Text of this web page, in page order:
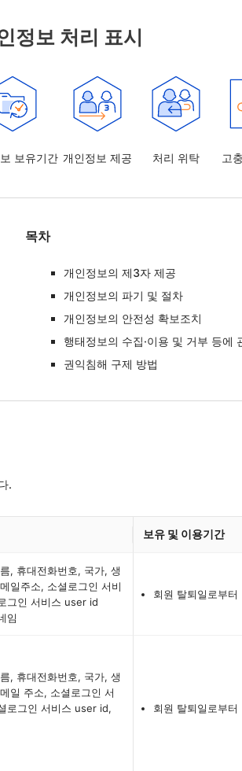
정보 처리 표시
보유기간 개인정보 제공 처리 위탁 고
목차
개인정보의 제3자 제공
개인정보의 파기 및 절차
개인정보의 안전성 확보조치
행태정보의 수집·이용 및 거부 등에
권익침해 구제 방법
.
보유 및 이용기간
, 휴대전화번호, 국가, 생
일주소, 소셜로그인 서비
그인 서비스 user id
임
회원 탈퇴일로부터
, 휴대전화번호, 국가, 생
일 주소, 소셜로그인 서
로그인 서비스 user id,
회원 탈퇴일로부터